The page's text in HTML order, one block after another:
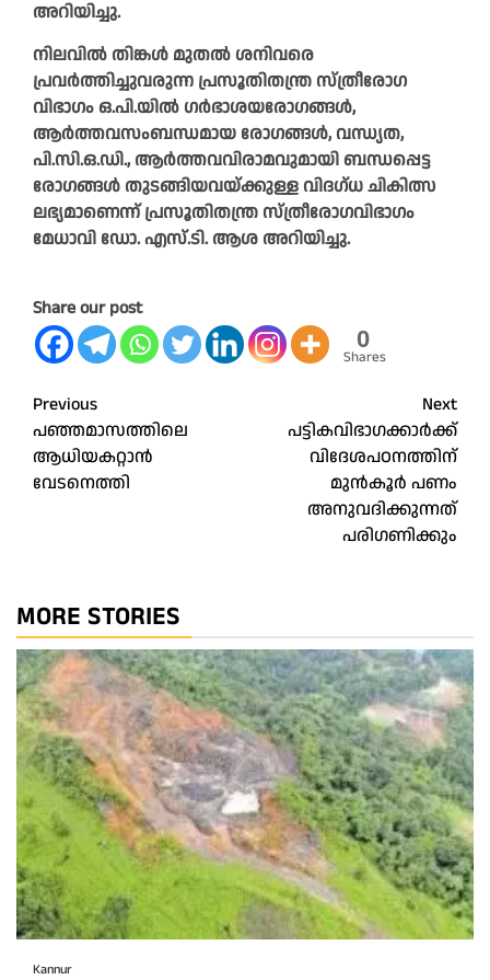
അറിയിച്ചു.
നിലവിൽ തിങ്കൾ മുതൽ ശനിവരെ
പ്രവർത്തിച്ചുവരുന്ന പ്രസൂതിതന്ത്ര സ്ത്രീരോഗ
വിഭാഗം ഒ.പി.യിൽ ഗർഭാശയരോഗങ്ങൾ,
ആർത്തവസംബന്ധമായ രോഗങ്ങൾ, വന്ധ്യത,
പി.സി.ഒ.ഡി., ആർത്തവവിരാമവുമായി ബന്ധപ്പെട്ട
രോഗങ്ങൾ തുടങ്ങിയവയ്ക്കുള്ള വിദഗ്ധ ചികിത്സ
ലഭ്യമാണെന്ന് പ്രസൂതിതന്ത്ര സ്ത്രീരോഗവിഭാഗം
മേധാവി ഡോ. എസ്.ടി. ആശ അറിയിച്ചു.
Share our post
0
Shares
Post
navigation
Previous
പഞ്ഞമാസത്തിലെ
ആധിയകറ്റാൻ
വേടനെത്തി
Next
പട്ടികവിഭാഗക്കാർക്ക്
വിദേശപഠനത്തിന്
മുൻകൂർ പണം
അനുവദിക്കുന്നത്
പരിഗണിക്കും
MORE STORIES
Kannur